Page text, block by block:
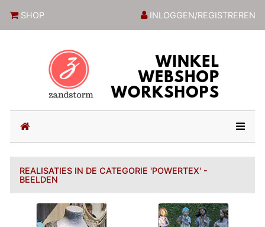
SHOP INLOGGEN/REGISTREREN
(current)
REALISATIES IN DE CATEGORIE 'POWERTEX' -
BEELDEN